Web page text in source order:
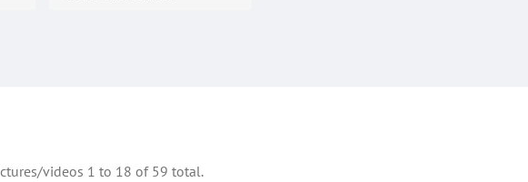
videos 1 to 18 of 59 total.